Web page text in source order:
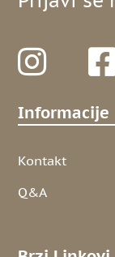
Informacije
Kontakt
Q&A